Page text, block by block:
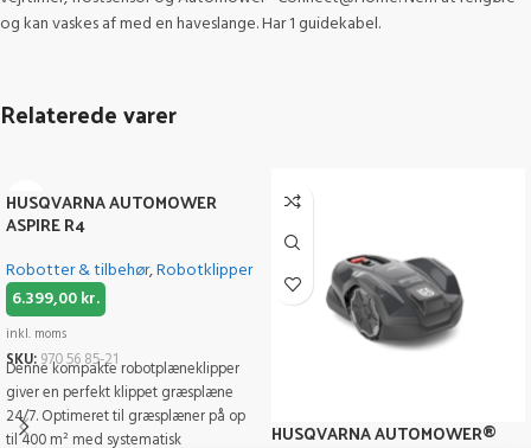
og kan vaskes af med en haveslange. Har 1 guidekabel.
Relaterede varer
HUSQVARNA AUTOMOWER
ASPIRE R4
Robotter & tilbehør,Robotklipper
6.399,00kr.
inkl. moms
SKU:970 56 85-21
Denne kompakte robotplæneklipper
giver en perfekt klippet græsplæne
24/7. Optimeret til græsplæner på op
til 400 m² med systematisk
HUSQVARNA AUTOMOWER®